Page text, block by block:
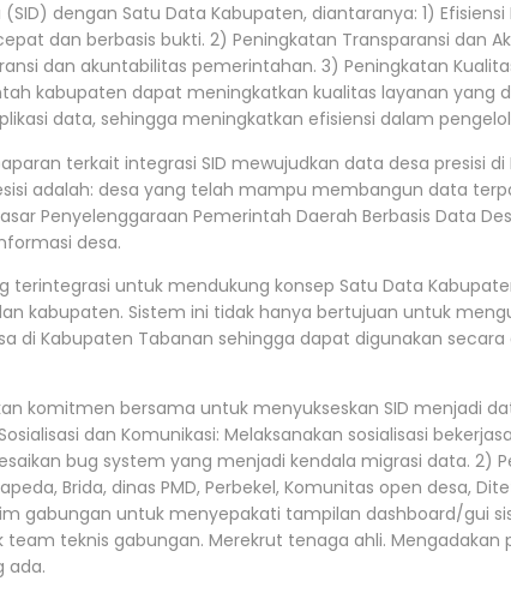
dengan Satu Data Kabupaten, diantaranya: 1)
dan berbasis bukti. 2) Peningkatan Transparansi dan
dan akuntabilitas pemerintahan. 3) Peningkatan
kabupaten dapat meningkatkan kualitas layanan yang
data, sehingga meningkatkan efisiensi dalam
terkait integrasi SID mewujudkan data desa presisi
adalah: desa yang telah mampu membangun data
Penyelenggaraan Pemerintah Daerah Berbasis Data
desa.
terintegrasi untuk mendukung konsep Satu Data
kabupaten. Sistem ini tidak hanya bertujuan untuk
di Kabupaten Tabanan sehingga dapat digunakan
komitmen bersama untuk menyukseskan SID menjadi
dan Komunikasi: Melaksanakan sosialisasi
bug system yang menjadi kendala migrasi data. 2)
Brida, dinas PMD, Perbekel, Komunitas open desa,
gabungan untuk menyepakati tampilan dashboard/gui
teknis gabungan. Merekrut tenaga ahli.
ada.